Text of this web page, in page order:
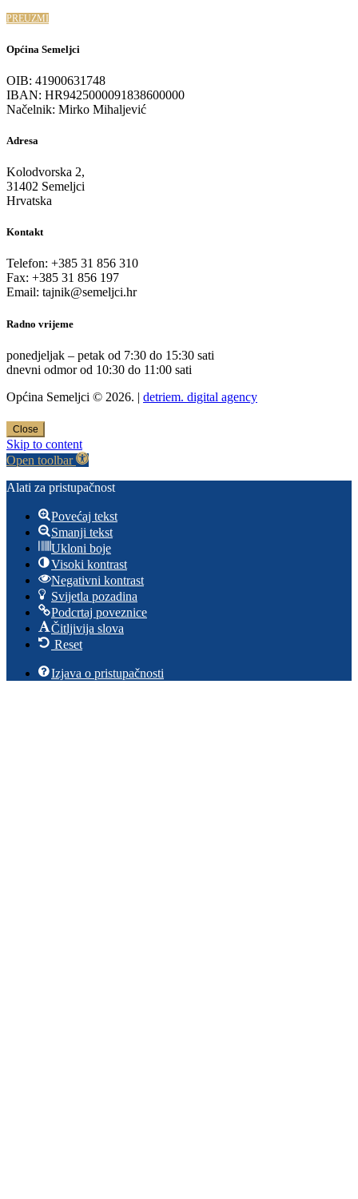
PREUZMI
Općina Semeljci
OIB: 41900631748
IBAN: HR9425000091838600000
Načelnik: Mirko Mihaljević
Adresa
Kolodvorska 2,
31402 Semeljci
Hrvatska
Kontakt
Telefon: +385 31 856 310
Fax: +385 31 856 197
Email: tajnik@semeljci.hr
Radno vrijeme
ponedjeljak – petak od 7:30 do 15:30 sati
dnevni odmor od 10:30 do 11:00 sati
Općina Semeljci © 2026. | detriem. digital agency
Close
Skip to content
Open toolbar
Alati za pristupačnost
Povećaj tekst
Smanji tekst
Ukloni boje
Visoki kontrast
Negativni kontrast
Svijetla pozadina
Podcrtaj poveznice
Čitljivija slova
Reset
Izjava o pristupačnosti